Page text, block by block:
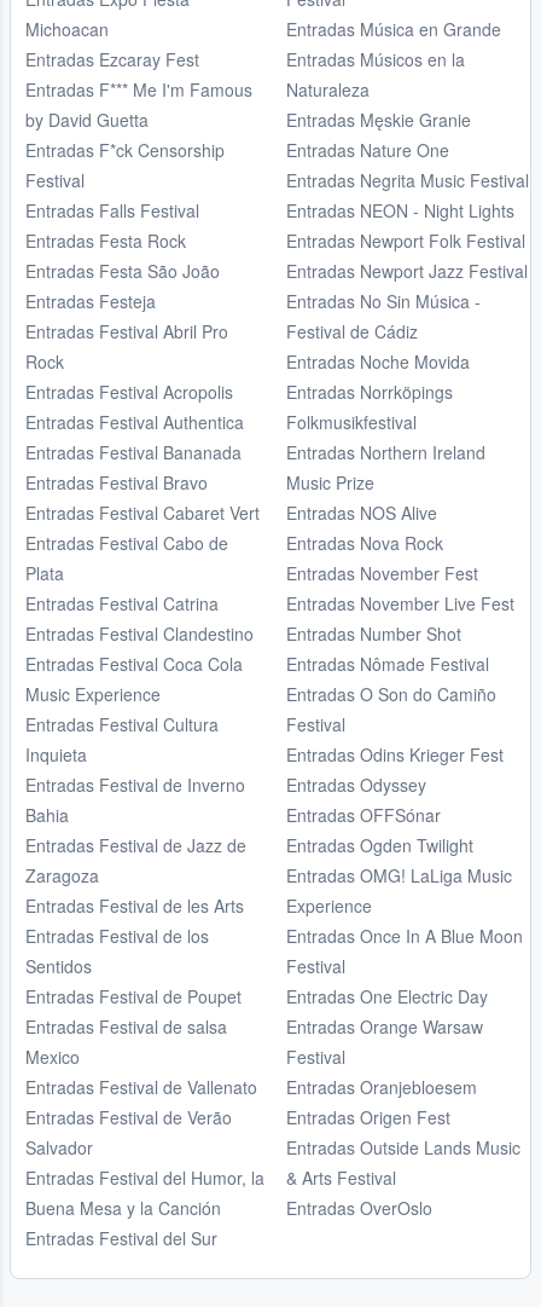
Michoacan
Entradas Ezcaray Fest
Entradas F*** Me I'm Famous
by David Guetta
Entradas F*ck Censorship
Festival
Entradas Falls Festival
Entradas Festa Rock
Entradas Festa São João
Entradas Festeja
Entradas Festival Abril Pro
Rock
Entradas Festival Acropolis
Entradas Festival Authentica
Entradas Festival Bananada
Entradas Festival Bravo
Entradas Festival Cabaret Vert
Entradas Festival Cabo de
Plata
Entradas Festival Catrina
Entradas Festival Clandestino
Entradas Festival Coca Cola
Music Experience
Entradas Festival Cultura
Inquieta
Entradas Festival de Inverno
Bahia
Entradas Festival de Jazz de
Zaragoza
Entradas Festival de les Arts
Entradas Festival de los
Sentidos
Entradas Festival de Poupet
Entradas Festival de salsa
Mexico
Entradas Festival de Vallenato
Entradas Festival de Verão
Salvador
Entradas Festival del Humor, la
Buena Mesa y la Canción
Entradas Festival del Sur
Entradas Música en Grande
Entradas Músicos en la
Naturaleza
Entradas Męskie Granie
Entradas Nature One
Entradas Negrita Music Festival
Entradas NEON - Night Lights
Entradas Newport Folk Festival
Entradas Newport Jazz Festival
Entradas No Sin Música -
Festival de Cádiz
Entradas Noche Movida
Entradas Norrköpings
Folkmusikfestival
Entradas Northern Ireland
Music Prize
Entradas NOS Alive
Entradas Nova Rock
Entradas November Fest
Entradas November Live Fest
Entradas Number Shot
Entradas Nômade Festival
Entradas O Son do Camiño
Festival
Entradas Odins Krieger Fest
Entradas Odyssey
Entradas OFFSónar
Entradas Ogden Twilight
Entradas OMG! LaLiga Music
Experience
Entradas Once In A Blue Moon
Festival
Entradas One Electric Day
Entradas Orange Warsaw
Festival
Entradas Oranjebloesem
Entradas Origen Fest
Entradas Outside Lands Music
& Arts Festival
Entradas OverOslo